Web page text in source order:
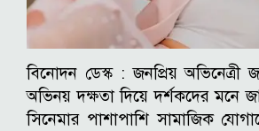
বিনোদন ডেস্ক :জনপ্রিয়
অভিনয় দক্ষতা দিয়ে দর্শকদের মনে
সিনেমার পাশাপাশি সামাজিক